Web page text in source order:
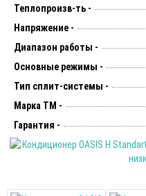
Теплопроизв-ть -
Напряжение -
Диапазон работы -
Основные режимы -
Тип сплит-системы -
Марка ТМ -
Гарантия -